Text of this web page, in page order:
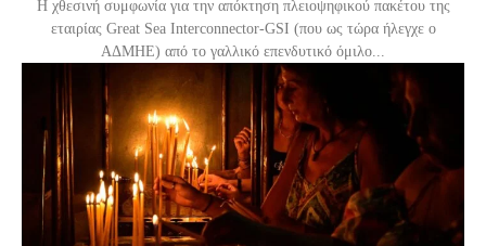
Η χθεσινή συμφωνία για την απόκτηση πλειοψηφικού πακέτου της
εταιρίας Great Sea Interconnector-GSI (που ως τώρα ήλεγχε ο
ΑΔΜΗΕ) από το γαλλικό επενδυτικό όμιλο...